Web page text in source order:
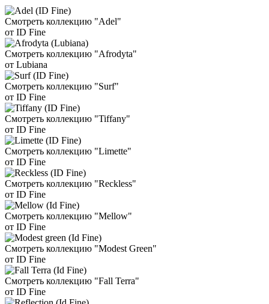
Смотреть коллекцию "Adel"
от ID Fine
Смотреть коллекцию "Afrodyta"
от Lubiana
Смотреть коллекцию "Surf"
от ID Fine
Смотреть коллекцию "Tiffany"
от ID Fine
Смотреть коллекцию "Limette"
от ID Fine
Смотреть коллекцию "Reckless"
от ID Fine
Смотреть коллекцию "Mellow"
от ID Fine
Смотреть коллекцию "Modest Green"
от ID Fine
Смотреть коллекцию "Fall Terra"
от ID Fine